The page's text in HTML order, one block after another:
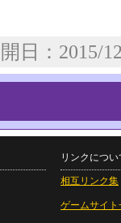
日：
リンクについ
相互リンク集
ゲームサイト